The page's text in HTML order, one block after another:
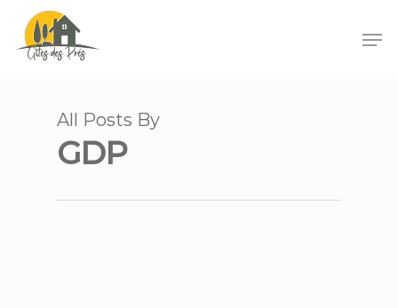
All Posts By
GDP